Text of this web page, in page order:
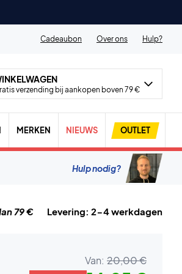
Cadeaubon Over ons Hulp?
verzending bij aankopen boven 79 €
MERKEN NIEUWS OUTLET
Hulp nodig?
79 € Levering: 2-4 werkdagen
Van: 20,00 €